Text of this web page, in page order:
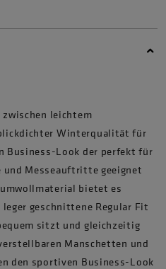
zwischen leichtem
Winterqualität für
Business-Look der perfekt für
Messeauftritte geeignet
bietet es
geschnittene Regular Fit
sitzt und gleichzeitig
Manschetten und
den sportiven Business-Look